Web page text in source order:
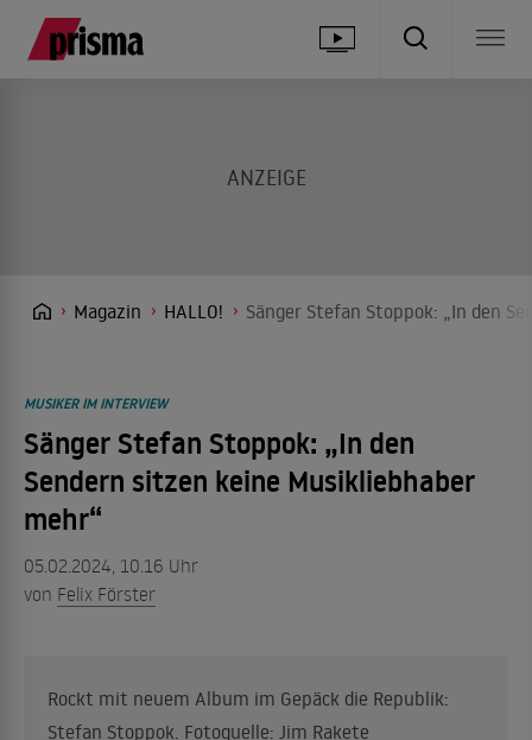
Magazin HALLO! Sänger Stefan Stoppok: „In den
MUSIKER IM INTERVIEW
Sänger Stefan Stoppok: „In den
Sendern sitzen keine Musikliebhaber
mehr“
05.02.2024, 10.16 Uhr
von Felix Förster
Rockt mit neuem Album im Gepäck die Republik:
Stefan Stoppok. Fotoquelle: Jim Rakete